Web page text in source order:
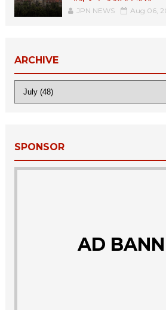
JPN NEWS Aug 06,
ARCHIVE
SPONSOR
AD